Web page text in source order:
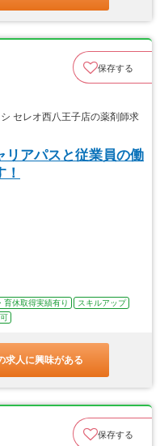
保存する
セレオ西八王子店の薬剤師求
リアパスと従業員の働
育休取得実績有り
スキルアップ
求人に興味がある
保存する